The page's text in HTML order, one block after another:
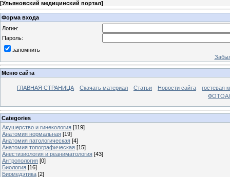
[Ульяновский медицинский портал]
Форма входа
Логин:
Пароль:
запомнить
Меню сайта
ГЛАВНАЯ СТРАНИЦА Скачать материал Статьи Новости сайта
гостевая
Categories
Акушерство и гинекология [119]
Анатомия нормальная [19]
Анатомия патологическая [4]
Анатомия топографическая [15]
Анестизиология и реаниматология [43]
Антропология [0]
Биология [16]
Биомедэтика [2]